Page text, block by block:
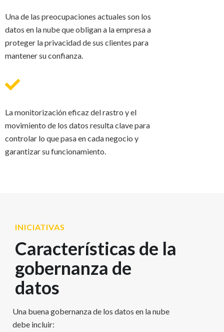
Una de las preocupaciones actuales son los
datos en la nube que obligan a la empresa a
proteger la privacidad de sus clientes para
mantener su confianza.
La monitorización eficaz del rastro y el
movimiento de los datos resulta clave para
controlar lo que pasa en cada negocio y
garantizar su funcionamiento.
INICIATIVAS
Características de la
gobernanza de
datos
Una buena gobernanza de los datos en la nube
debe incluir: